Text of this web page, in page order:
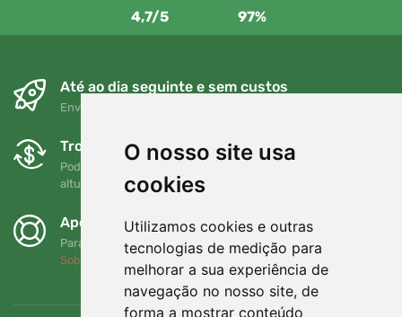
O nosso site usa
cookies
Utilizamos cookies e outras
tecnologias de medição para
melhorar a sua experiência de
navegação no nosso site, de
forma a mostrar conteúdo
4,7/5 97%
Até ao dia seguinte e sem custos
Envio gratuito para encomendas superiores a 80 EUR
Trocas e devoluções gratuitas
Pode devolver ou trocar a sua encomenda em qualquer
altura no prazo de 90 dias
Apoiamos a Trees.org
Para cada encomenda plantamos uma árvore! Leia mais
Sobre nós